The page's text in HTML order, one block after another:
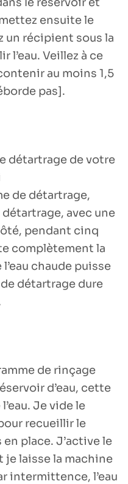
ensuite le
un récipient sous la
l’eau. Veillez à ce
au moins 1,5
pas].
détartrage de votre
de détartrage,
avec une
pendant cinq
complètement la
chaude puisse
de détartrage dure
de rinçage
d’eau, cette
Je vide le
recueillir le
place. J’active le
je laisse la machine
intermittence, l’eau